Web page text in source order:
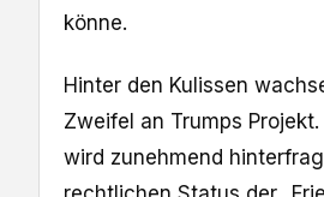
könne.
Hinter den Kulissen
Zweifel an Trumps
wird zunehmend